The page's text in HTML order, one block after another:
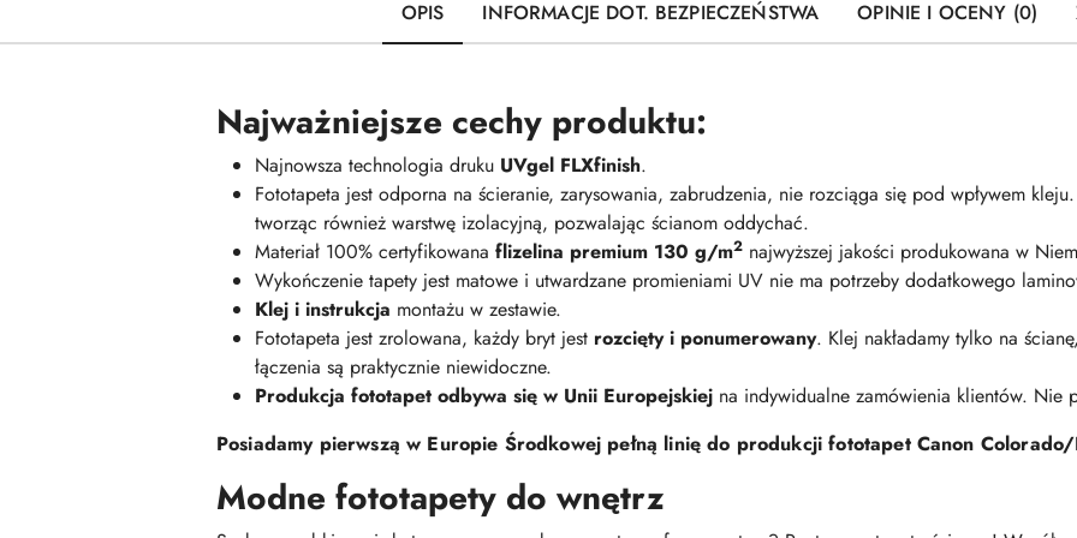
OPIS INFORMACJE DOT. BEZPIECZEŃSTWA OPINIE I OCENY (0)
Najważniejsze cechy produktu:
Najnowsza technologia druku UVgel FLXfinish.
Fototapeta jest odporna na ścieranie, zarysowania, zabrudzenia, nie rozciąga się pod wpływem
tworząc również warstwę izolacyjną, pozwalając ścianom oddychać.
Materiał 100% certyfikowana flizelina premium 130 g/m2 najwyższej jakości produkowana w
Wykończenie tapety jest matowe i utwardzane promieniami UV nie ma potrzeby dodatkowego
Klej i instrukcja montażu w zestawie.
Fototapeta jest zrolowana, każdy bryt jest rozcięty i ponumerowany. Klej nakładamy tylko na
łączenia są praktycznie niewidoczne.
Produkcja fototapet odbywa się w Unii Europejskiej na indywidualne zamówienia klientów. Nie
Posiadamy pierwszą w Europie Środkowej pełną linię do produkcji fototapet Canon
Modne fototapety do wnętrz